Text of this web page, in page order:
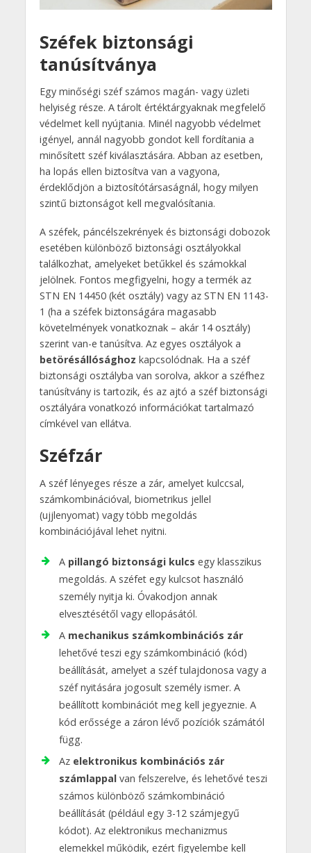
Széfek biztonsági
tanúsítványa
Egy minőségi széf számos magán- vagy üzleti
helyiség része. A tárolt értéktárgyaknak megfelelő
védelmet kell nyújtania. Minél nagyobb védelmet
igényel, annál nagyobb gondot kell fordítania a
minősített széf kiválasztására. Abban az esetben,
ha lopás ellen biztosítva van a vagyona,
érdeklődjön a biztosítótársaságnál, hogy milyen
szintű biztonságot kell megvalósítania.
A széfek, páncélszekrények és biztonsági dobozok
esetében különböző biztonsági osztályokkal
találkozhat, amelyeket betűkkel és számokkal
jelölnek. Fontos megfigyelni, hogy a termék az
STN EN 14450 (két osztály) vagy az STN EN 1143-
1 (ha a széfek biztonságára magasabb
követelmények vonatkoznak – akár 14 osztály)
szerint van-e tanúsítva. Az egyes osztályok a
betörésállósághoz kapcsolódnak. Ha a széf
biztonsági osztályba van sorolva, akkor a széfhez
tanúsítvány is tartozik, és az ajtó a széf biztonsági
osztályára vonatkozó információkat tartalmazó
címkével van ellátva.
Széfzár
A széf lényeges része a zár, amelyet kulccsal,
számkombinációval, biometrikus jellel
(ujjlenyomat) vagy több megoldás
kombinációjával lehet nyitni.
A pillangó biztonsági kulcs egy klasszikus
megoldás. A széfet egy kulcsot használó
személy nyitja ki. Óvakodjon annak
elvesztésétől vagy ellopásától.
A mechanikus számkombinációs zár
lehetővé teszi egy számkombináció (kód)
beállítását, amelyet a széf tulajdonosa vagy a
széf nyitására jogosult személy ismer. A
beállított kombinációt meg kell jegyeznie. A
kód erőssége a záron lévő pozíciók számától
függ.
Az elektronikus kombinációs zár
számlappal van felszerelve, és lehetővé teszi
számos különböző számkombináció
beállítását (például egy 3-12 számjegyű
kódot). Az elektronikus mechanizmus
elemekkel működik, ezért figyelembe kell